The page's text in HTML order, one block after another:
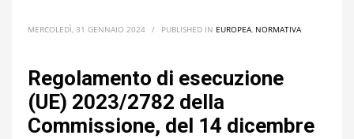
MERCOLEDÌ, 31 GENNAIO 2024 / PUBLISHED IN EUROPEA, NORMATIVA
Regolamento di esecuzione
(UE) 2023/2782 della
Commissione, del 14 dicembre